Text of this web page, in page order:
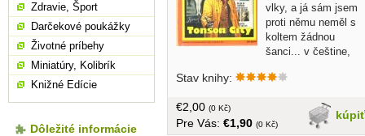
vlky, a já sám jsem
proti němu neměl s
koltem žádnou
šanci... v češtine,
Stav knihy:
kúpiť
€2,00 (0 Kč)
Pre Vás: €1,90 (0 Kč)
Zdravie, Šport
Darčekové poukážky
Životné príbehy
Miniatúry, Kolibrík
Knižné Edície
Dôležité informácie